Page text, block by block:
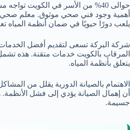
حوالى 40% من الأسر في الكويت
أهمية وجود فني صحي موثوق. معلم صحي
يلعب دورًا حيويًا في ضمان أنظمة المياه
شركة البركة تسعى لتقديم أفضل
المرقاب بالكويت خدمات متقنة. هذه
يتعلق بأنظمة المياه.
الاهتمام بالصيانة الدورية يقلل من
أن إهمال الصيانة يؤدي إلى فشل الأنظمة.
جسيمة.